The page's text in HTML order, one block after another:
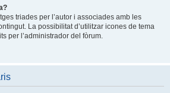
triades per l’autor i associades amb les
La possibilitat d’utilitzar icones de tema
per l’administrador del fòrum.